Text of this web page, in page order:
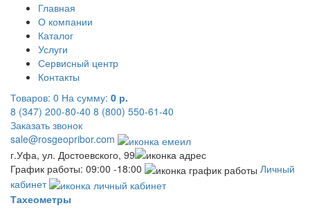
Главная
О компании
Каталог
Услуги
Сервисный центр
Контакты
Товаров: 0 На сумму: 0 р.
8 (347) 200-80-40 8 (800) 550-61-40
Заказать звонок
sale@rosgeopribor.com
г.Уфа, ул. Достоевского, 99
График работы: 09:00 -18:00
Личный
кабинет
Тахеометры